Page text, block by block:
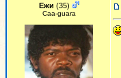
Ежи (35)
Сaa-guara